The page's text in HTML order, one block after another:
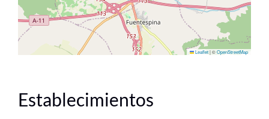
Leaflet|©OpenStreetMap
Establecimientos